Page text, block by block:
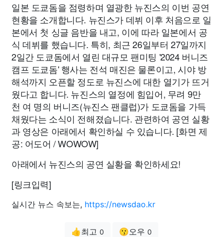
일본 도쿄돔을 점령하며 열광한 뉴진스의 이번 공연
현황을 소개합니다. 뉴진스가 데뷔 이후 처음으로 일
본에서 첫 싱글 음반을 내고, 이에 따라 일본에서 공
식 데뷔를 했습니다. 특히, 최근 26일부터 27일까지
2일간 도쿄돔에서 열린 대규모 팬미팅 '2024 버니즈
캠프 도쿄돔' 행사는 전석 매진은 물론이고, 시야 방
해석까지 오픈할 정도로 뉴진스에 대한 열기가 뜨거
웠다고 합니다. 뉴진스의 열정에 힘입어, 무려 9만
천 여 명의 버니즈(뉴진스 팬클럽)가 도쿄돔을 가득
채웠다는 소식이 전해졌습니다. 관련하여 공연 실황
과 영상은 아래에서 확인하실 수 있습니다. [화면 제
공: 어도어 / WOWOW]
아래에서 뉴진스의 공연 실황을 확인하세요!
[링크입력]
실시간 뉴스 속보는, https://newsdao.kr
👍최고 0 😗오우 0